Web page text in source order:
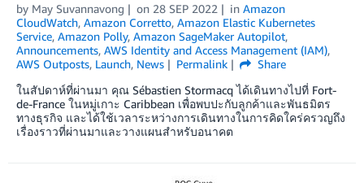
by May Suvannavong on 28 SEP 2022 in Amazon
CloudWatch, Amazon Corretto, Amazon Elastic Kubernetes
Service, Amazon Polly, Amazon SageMaker Autopilot,
Announcements, AWS Identity and Access Management (IAM),
AWS Outposts, Launch, News Permalink
Share
ในสัปดาห์ที่ผ่านมา คุณ Sébastien Stormacq ได้เดินทางไปที่ Fort-
de-France ในหมู่เกาะ Caribbean เพื่อพบปะกับลูกค้าและพันธมิตร
ทางธุรกิจ และได้ใช้เวลาระหว่างการเดินทางในการคิดใคร่ครวญถึง
เรื่องราวที่ผ่านมาและวางแผนสำหรับอนาคต